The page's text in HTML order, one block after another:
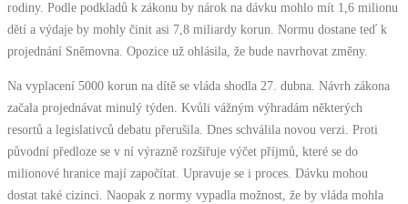
rodiny. Podle podkladů k zákonu by nárok na dávku mohlo mít 1,6 milionu
dětí a výdaje by mohly činit asi 7,8 miliardy korun. Normu dostane teď k
projednání Sněmovna. Opozice už ohlásila, že bude navrhovat změny.
Na vyplacení 5000 korun na dítě se vláda shodla 27. dubna. Návrh zákona
začala projednávat minulý týden. Kvůli vážným výhradám některých
resortů a legislativců debatu přerušila. Dnes schválila novou verzi. Proti
původní předloze se v ní výrazně rozšiřuje výčet příjmů, které se do
milionové hranice mají započítat. Upravuje se i proces. Dávku mohou
dostat také cizinci. Naopak z normy vypadla možnost, že by vláda mohla